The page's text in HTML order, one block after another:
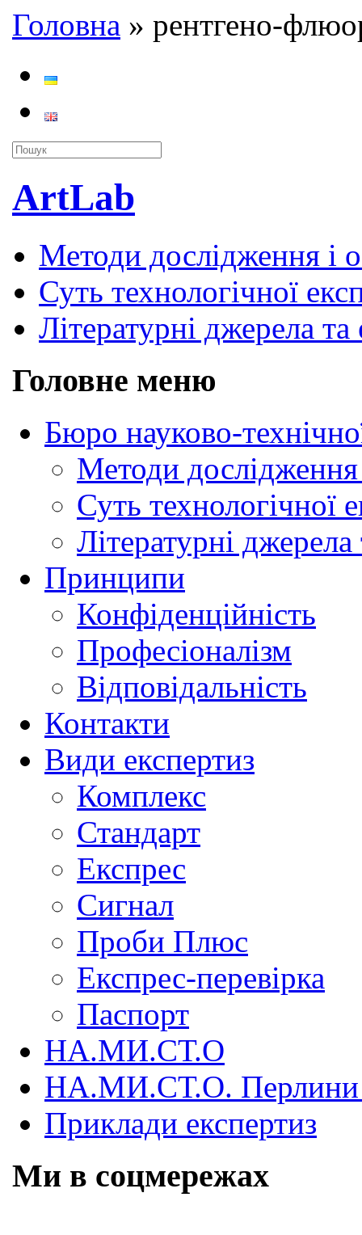
Головна » рентгено-
ArtLab
Методи дослідження і
Суть технологічної
Літературні джерела та
Головне меню
Бюро науково-
Методи
Суть технологічної
Літературні джерела
Принципи
Конфіденційність
Професіоналізм
Відповідальність
Контакти
Види експертиз
Комплекс
Стандарт
Експрес
Сигнал
Проби Плюс
Експрес-перевірка
Паспорт
НА.МИ.СТ.О
НА.МИ.СТ.О. Перлини
Приклади експертиз
Ми в соцмережах